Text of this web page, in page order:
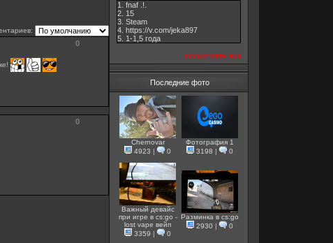
0
0
1. fnaf .!.
2. 15
3. Steam
4. https://v.com/jeka897
5. 1-1,5 годa
посмотреть все
Последние фото
Chernovar
4923 | 0
Фотография 1
3198 | 0
Важный девайс
при игре в cs:go -
lost vape вейп
3359 | 0
Разминка в cs:go
2930 | 0